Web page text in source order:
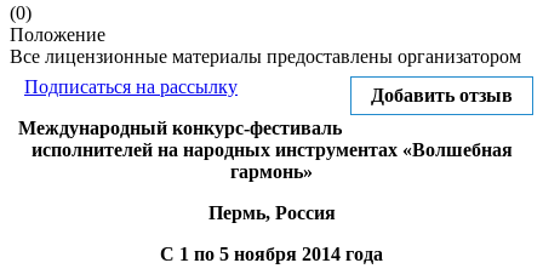
(0)
Положение
Все лицензионные материалы предоставлены организатором
Добавить отзыв
Подписаться на рассылку
Международный конкурс-фестиваль
исполнителей на народных инструментах «Волшебная
гармонь»
Пермь, Россия
С 1 по 5 ноября 2014 года